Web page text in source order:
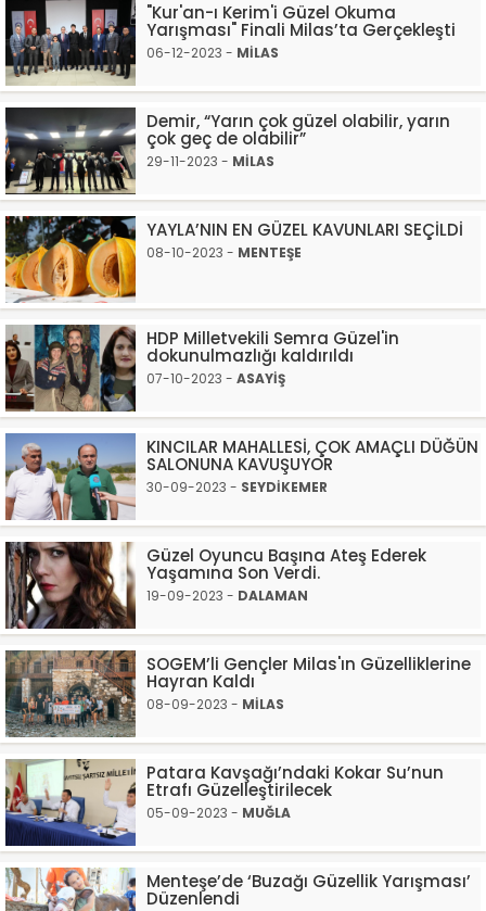
"Kur'an-ı Kerim'i Güzel Okuma
Yarışması" Finali Milas’ta Gerçekleşti
06-12-2023 - MİLAS
Demir, “Yarın çok güzel olabilir, yarın
çok geç de olabilir”
29-11-2023 - MİLAS
YAYLA’NIN EN GÜZEL KAVUNLARI SEÇİLDİ
08-10-2023 - MENTEŞE
HDP Milletvekili Semra Güzel'in
dokunulmazlığı kaldırıldı
07-10-2023 - ASAYİŞ
KINCILAR MAHALLESİ, ÇOK AMAÇLI DÜĞÜN
SALONUNA KAVUŞUYOR
30-09-2023 - SEYDİKEMER
Güzel Oyuncu Başına Ateş Ederek
Yaşamına Son Verdi.
19-09-2023 - DALAMAN
SOGEM’li Gençler Milas'ın Güzelliklerine
Hayran Kaldı
08-09-2023 - MİLAS
Patara Kavşağı’ndaki Kokar Su’nun
Etrafı Güzelleştirilecek
05-09-2023 - MUĞLA
Menteşe’de ‘Buzağı Güzellik Yarışması’
Düzenlendi